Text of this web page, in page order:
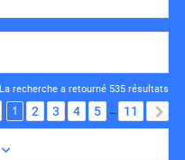
La recherche a retourné 535 résultats
PAGE 1 SUR 11
1 2 3 4 5 … 11